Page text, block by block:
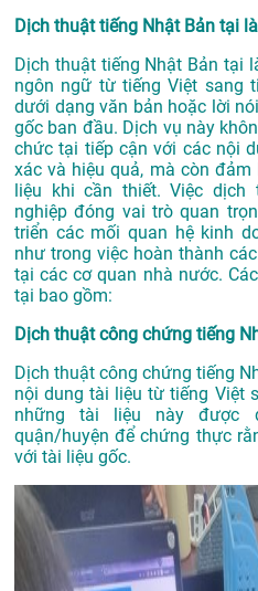
Dịch thuật tiếng Nhật Bản tại
Dịch thuật tiếng Nhật Bản tại
ngôn ngữ từ tiếng Việt sang
dưới dạng văn bản hoặc lời
gốc ban đầu. Dịch vụ này
chức tại tiếp cận với các nội
xác và hiệu quả, mà còn
liệu khi cần thiết. Việc dịch
nghiệp đóng vai trò quan
triển các mối quan hệ kinh
như trong việc hoàn thành
tại các cơ quan nhà nước.
tại bao gồm:
Dịch thuật công chứng tiếng
Dịch thuật công chứng tiếng
nội dung tài liệu từ tiếng Việt
những tài liệu này được
quận/huyện để chứng thực
với tài liệu gốc.